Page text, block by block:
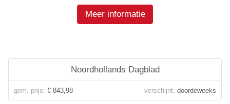
Meer informatie
Noordhollands Dagblad
gem. prijs: € 843,98 verschijnt: doordeweeks